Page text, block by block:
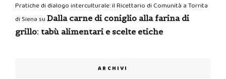
Pratiche di dialogo interculturale: il Ricettario di Comunità a Torrita
di Siena su Dalla carne di coniglio alla farina di
grillo: tabù alimentari e scelte etiche
ARCHIVI